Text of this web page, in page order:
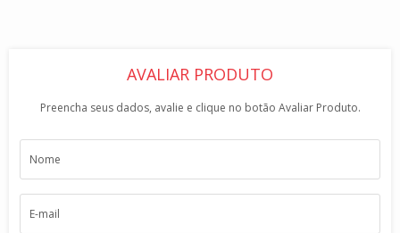
AVALIAR PRODUTO
Preencha seus dados, avalie e clique no botão Avaliar Produto.